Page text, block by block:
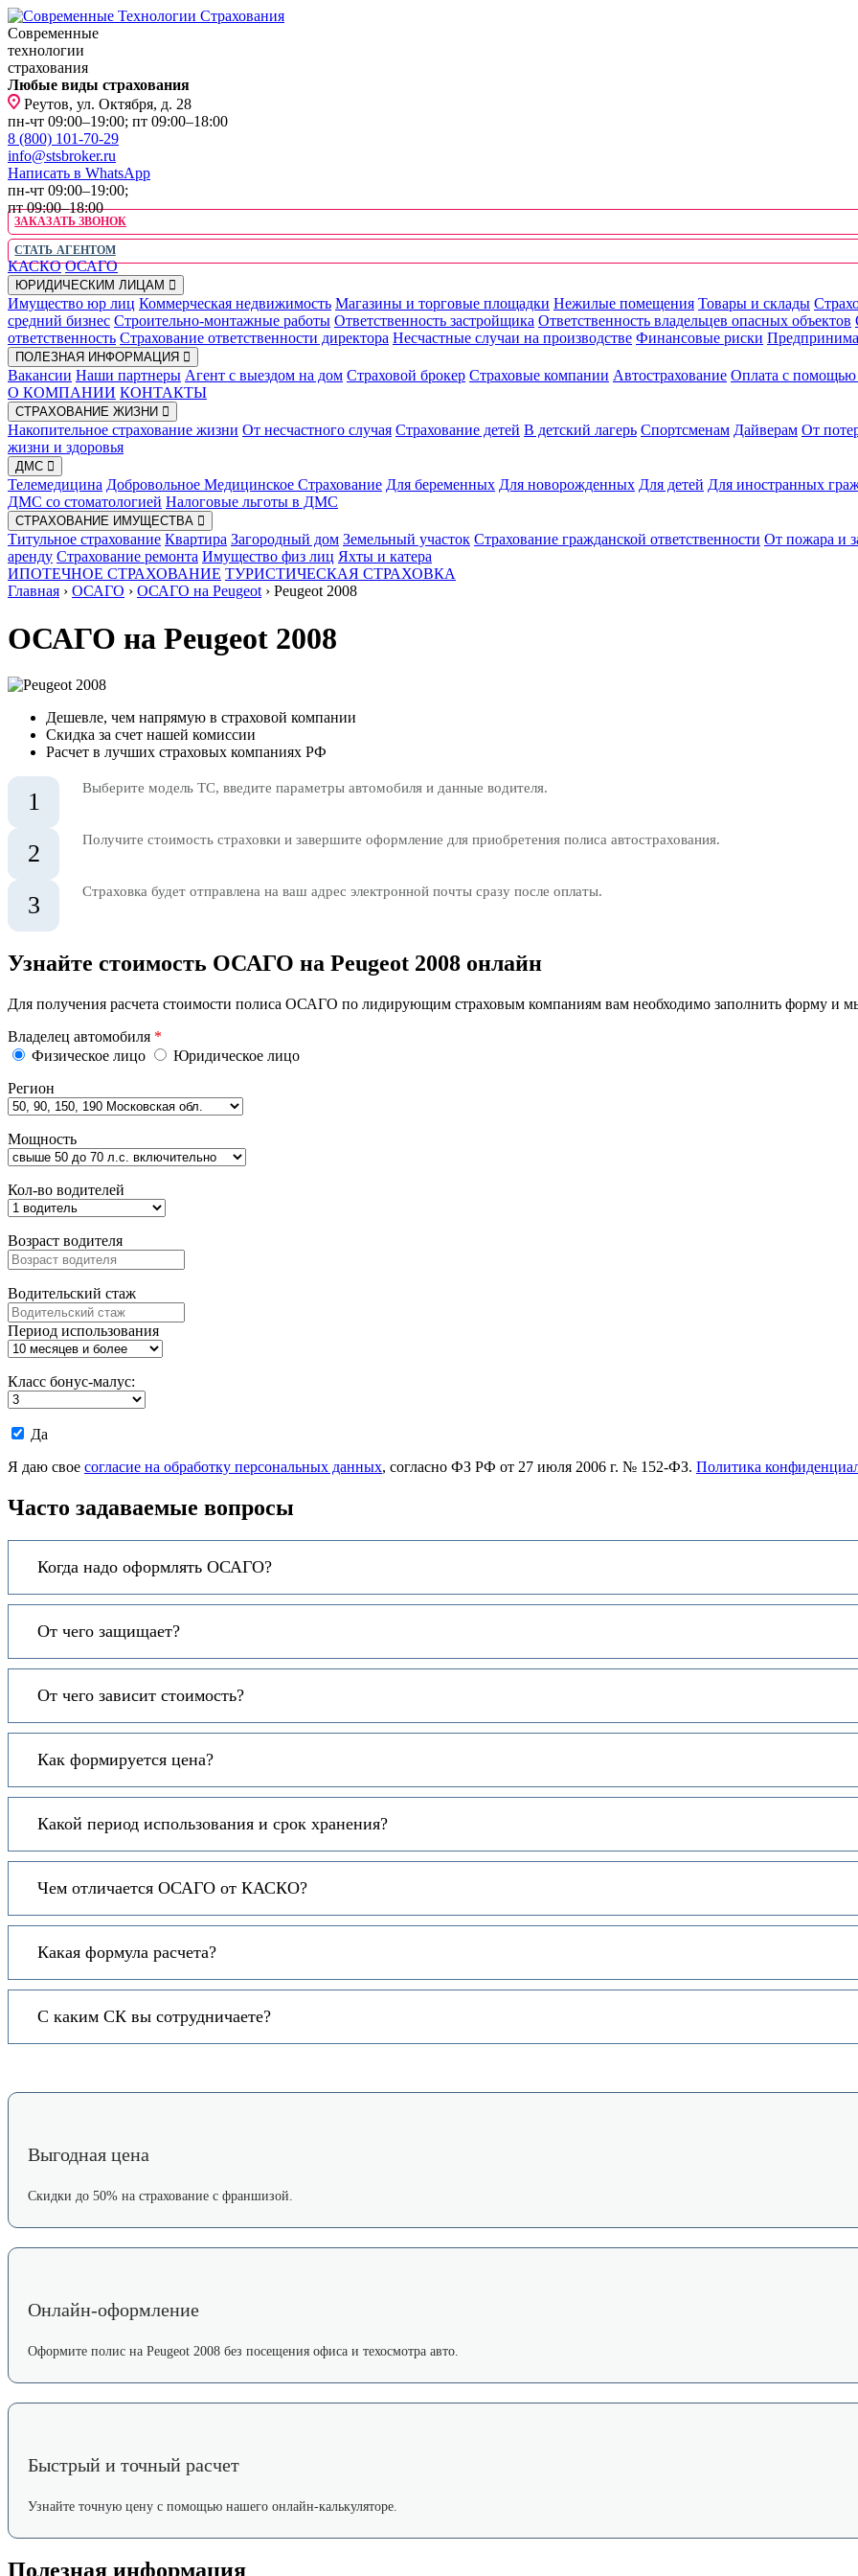
Современные
технологии
страхования
Любые виды страхования
Реутов, ул. Октября, д. 28
пн-чт 09:00–19:00; пт 09:00–18:00
8 (800) 101-70-29
info@stsbroker.ru
Написать в WhatsApp
пн-чт 09:00–19:00;
пт 09:00–18:00
ЗАКАЗАТЬ ЗВОНОК
СТАТЬ АГЕНТОМ
КАСКО ОСАГО
ЮРИДИЧЕСКИМ ЛИЦАМ
Имущество юр лиц Коммерческая недвижимость Магазины и торговые площадки Нежилые помещения Товары и склады
средний бизнес Строительно-монтажные работы Ответственность застройщика Ответственность владельцев опасных объектов
ответственность Страхование ответственности директора Несчастные случаи на производстве Финансовые риски
ПОЛЕЗНАЯ ИНФОРМАЦИЯ
Вакансии Наши партнеры Агент с выездом на дом Страховой брокер Страховые компании Автострахование Оплата с
О КОМПАНИИ КОНТАКТЫ
СТРАХОВАНИЕ ЖИЗНИ
Накопительное страхование жизни От несчастного случая Страхование детей В детский лагерь Спортсменам Дайверам От
жизни и здоровья
ДМС
Телемедицина Добровольное Медицинское Страхование Для беременных Для новорожденных Для детей Для иностранных
ДМС со стоматологией Налоговые льготы в ДМС
СТРАХОВАНИЕ ИМУЩЕСТВА
Титульное страхование Квартира Загородный дом Земельный участок Страхование гражданской ответственности От пожара и
аренду Страхование ремонта Имущество физ лиц Яхты и катера
ИПОТЕЧНОЕ СТРАХОВАНИЕ ТУРИСТИЧЕСКАЯ СТРАХОВКА
Главная › ОСАГО › ОСАГО на Peugeot › Peugeot 2008
ОСАГО на Peugeot 2008
Дешевле, чем напрямую в страховой компании
Скидка за счет нашей комиссии
Расчет в лучших страховых компаниях РФ
1 Выберите модель ТС, введите параметры автомобиля и данные водителя.
2 Получите стоимость страховки и завершите оформление для приобретения полиса автострахования.
3 Страховка будет отправлена на ваш адрес электронной почты сразу после оплаты.
Узнайте стоимость ОСАГО на Peugeot 2008 онлайн
Для получения расчета стоимости полиса ОСАГО по лидирующим страховым компаниям вам необходимо заполнить форму и мы
Владелец автомобиля *
Физическое лицо
Юридическое лицо
Регион
Мощность
Кол-во водителей
Возраст водителя
Водительский стаж
Период использования
Класс бонус-малус:
Даю
на
моих
персональных
Да
Я даю свое согласие на обработку персональных данных, согласно ФЗ РФ от 27 июля 2006 г. № 152-ФЗ. Политика
Часто задаваемые вопросы
Когда надо оформлять ОСАГО?
От чего защищает?
От чего зависит стоимость?
Как формируется цена?
Какой период использования и срок хранения?
Чем отличается ОСАГО от КАСКО?
Какая формула расчета?
С каким СК вы сотрудничаете?
Выгодная цена
Скидки до 50% на страхование с франшизой.
Онлайн-оформление
Оформите полис на Peugeot 2008 без посещения офиса и техосмотра авто.
Быстрый и точный расчет
Узнайте точную цену с помощью нашего онлайн-калькуляторе.
Полезная информация